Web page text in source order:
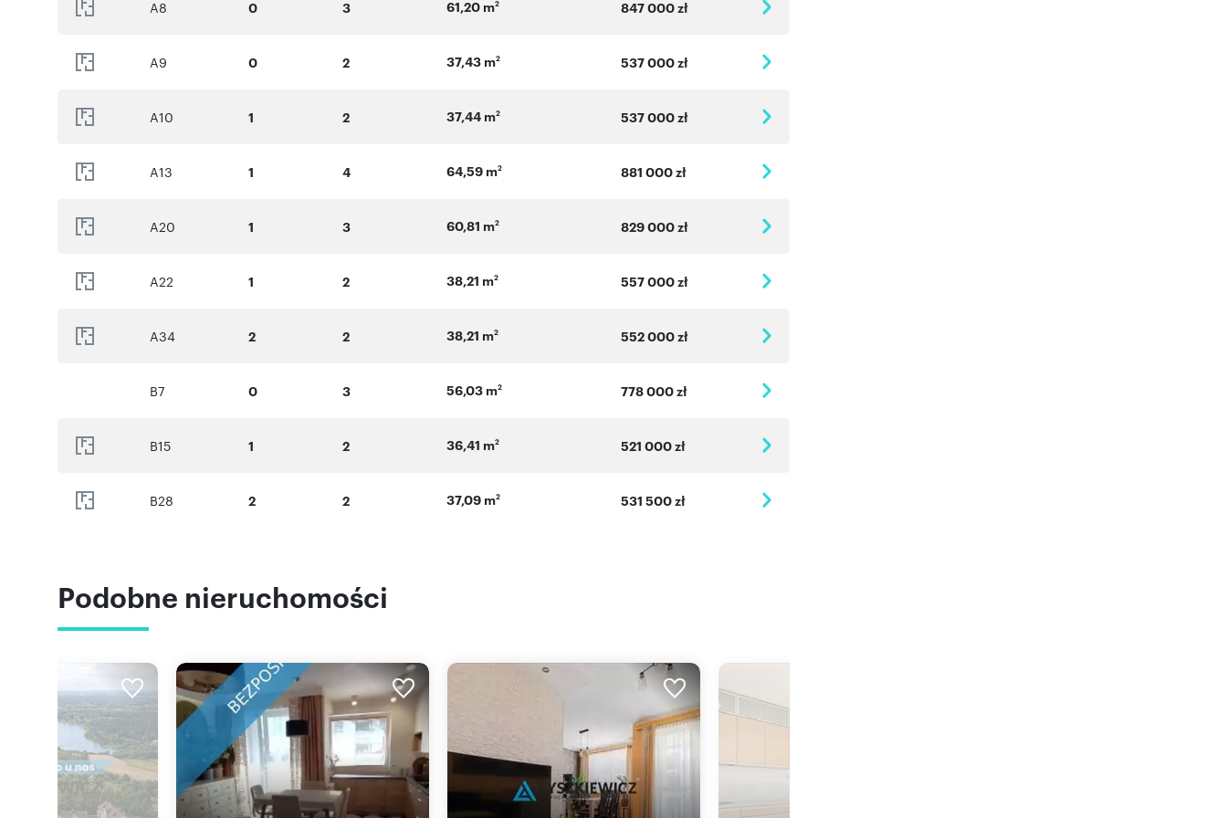
A8
0 3 61,20 m2 847 000 zł
A9 0 2 37,43 m2 537 000 zł
A10 1 2 37,44 m2 537 000 zł
A13 1 4 64,59 m2 881 000 zł
A20 1 3 60,81 m2 829 000 zł
A22 1 2 38,21 m2 557 000 zł
A34 2 2 38,21 m2 552 000 zł
B7 0 3 56,03 m2 778 000 zł
B15 1 2 36,41 m2 521 000 zł
B28 2 2 37,09 m2 531 500 zł
Podobne nieruchomości